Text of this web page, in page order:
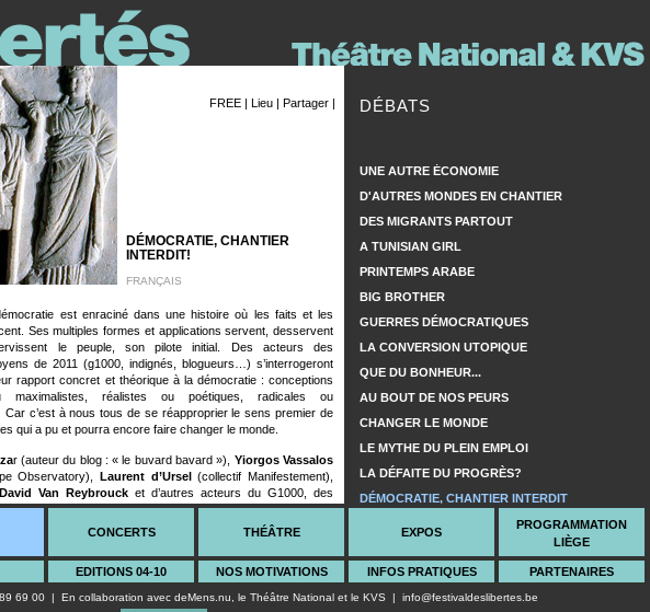
FREE | Lieu | Partager |
DÉMOCRATIE, CHANTIER
INTERDIT!
FRANÇAIS
est enraciné dans une histoire où les faits et les
Ses multiples formes et applications servent, desservent
le peuple, son pilote initial. Des acteurs des
de 2011 (g1000, indignés, blogueurs…) s’interrogeront
rapport concret et théorique à la démocratie : conceptions
maximalistes, réalistes ou poétiques, radicales ou
c’est à nous tous de se réapproprier le sens premier de
qui a pu et pourra encore faire changer le monde.
r (auteur du blog : « le buvard bavard »), Yiorgos Vassalos
Observatory), Laurent d’Ursel(collectif Manifestement),
David Van Reybrouck et d’autres acteurs du G1000, des
Bruxelles, de Liège, de Grèce et d’ailleurs qui ont contribué
à mettre les démocraties occidentales en chantier.
DÉBATS
UNE AUTRE ÉCONOMIE
D'AUTRES MONDES EN CHANTIER
DES MIGRANTS PARTOUT
A TUNISIAN GIRL
PRINTEMPS ARABE
BIG BROTHER
GUERRES DÉMOCRATIQUES
LA CONVERSION UTOPIQUE
QUE DU BONHEUR...
AU BOUT DE NOS PEURS
CHANGER LE MONDE
LE MYTHE DU PLEIN EMPLOI
LA DÉFAITE DU PROGRÈS?
DÉMOCRATIE, CHANTIER INTERDIT
CONCERTS
EDITIONS 04-10
THÉÂTRE
NOS MOTIVATIONS
EXPOS
INFOS PRATIQUES
PROGRAMMATION
LIÈGE
PARTENAIRES
69 00 | En collaboration avec deMens.nu , le Théâtre Nationalet le KVS | info@festivaldeslibertes.be